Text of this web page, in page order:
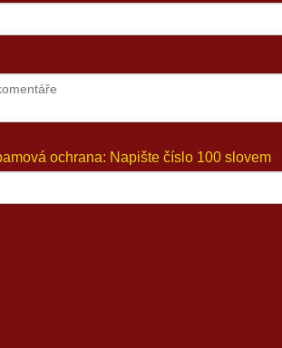
ochrana: Napište číslo 100 slovem